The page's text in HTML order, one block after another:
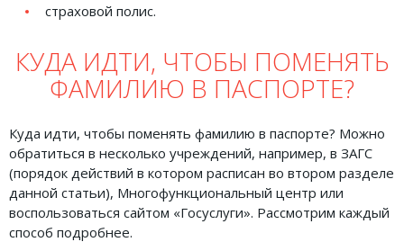
страховой полис.
КУДА ИДТИ, ЧТОБЫ ПОМЕНЯТЬ
ФАМИЛИЮ В ПАСПОРТЕ?
Куда идти, чтобы поменять фамилию в паспорте? Можно
обратиться в несколько учреждений, например, в ЗАГС
(порядок действий в котором расписан во втором разделе
данной статьи), Многофункциональный центр или
воспользоваться сайтом «Госуслуги». Рассмотрим каждый
способ подробнее.